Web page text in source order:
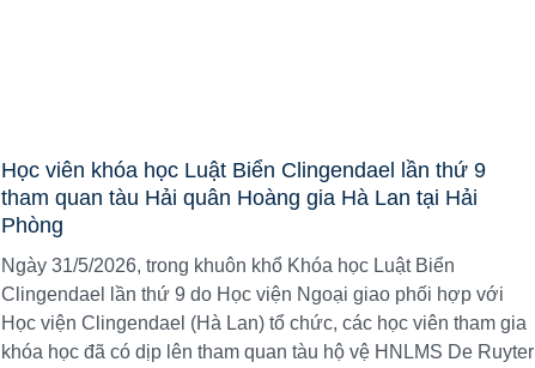
Học viên khóa học Luật Biển Clingendael lần thứ 9
tham quan tàu Hải quân Hoàng gia Hà Lan tại Hải
Phòng
Ngày 31/5/2026, trong khuôn khổ Khóa học Luật Biển
Clingendael lần thứ 9 do Học viện Ngoại giao phối hợp với
Học viện Clingendael (Hà Lan) tổ chức, các học viên tham gia
khóa học đã có dịp lên tham quan tàu hộ vệ HNLMS De Ruyter